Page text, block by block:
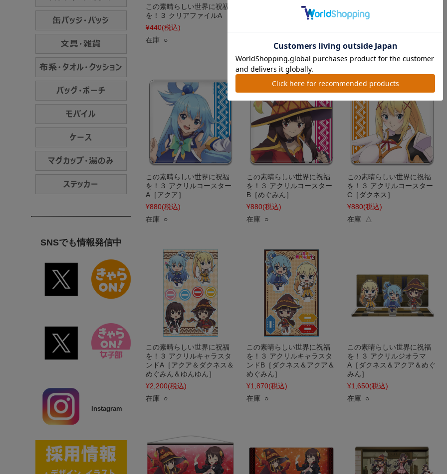
この素晴らしい世界に祝福
を！３ クリアファイルA
¥440(税込)
在庫 ○
この素晴らしい世界に祝福
を！３ TシャツA［アクア］
を！３ TシャツB［めぐみ
在庫 ○
この素晴らしい世界に祝福
を！３ アクリルコースター
A［アクア］
¥880(税込)
在庫 ○
この素晴らしい世界に祝福
を！３ アクリルコースター
B［めぐみん］
¥880(税込)
在庫 ○
この素晴らしい世界に祝福
を！３ アクリルコースター
C［ダクネス］
¥880(税込)
在庫 △
この素晴らしい世界に祝福
を！３ アクリルキャラスタ
ンドA［アクア＆ダクネス＆
めぐみん＆ゆんゆん］
¥2,200(税込)
在庫 ○
この素晴らしい世界に祝福
を！３ アクリルキャラスタ
ンドB［ダクネス＆アクア＆
めぐみん］
¥1,870(税込)
在庫 ○
この素晴らしい世界に祝福
を！３ アクリルジオラマ
A［ダクネス＆アクア＆めぐ
みん］
¥1,650(税込)
在庫 ○
SNSでも情報発信中
Instagram